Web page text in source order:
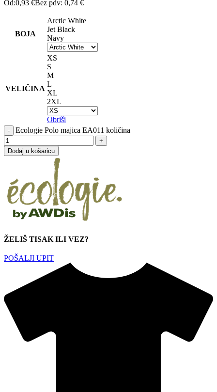
Od:0,93 €Bez pdv: 0,74 €
BOJA
Arctic White
Jet Black
Navy
VELIČINA
XS
S
M
L
XL
2XL
Obriši
Ecologie Polo majica EA011 količina
Dodaj u košaricu
ŽELIŠ TISAK ILI VEZ?
POŠALJI UPIT